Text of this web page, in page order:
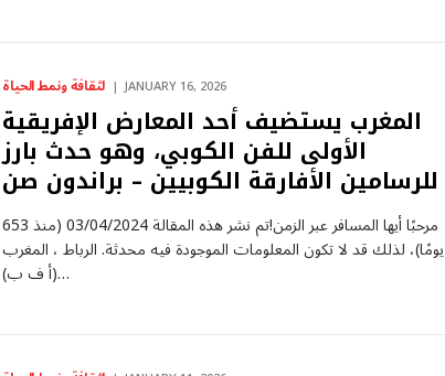
لثقافة ونمط الحياة JANUARY 16, 2026
المغرب يستضيف أحد المعارض الإفريقية
الأولى للفن الكوبي، وهو حدث بارز
للرسامين الأفارقة الكوبيين – براندون صن
مرحبًا أيها المسافر عبر الزمن!تم نشر هذه المقالة 03/04/2024 (منذ 653
يومًا)، لذلك قد لا تكون المعلومات الموجودة فيه محدثة. الرباط ، المغرب
(أ ف ب)…